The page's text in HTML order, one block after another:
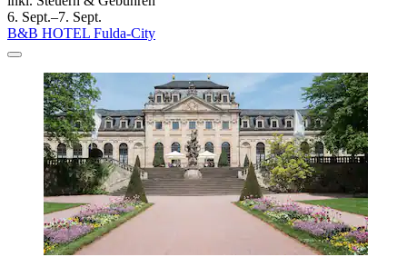
6. Sept.–7. Sept.
B&B HOTEL Fulda-City